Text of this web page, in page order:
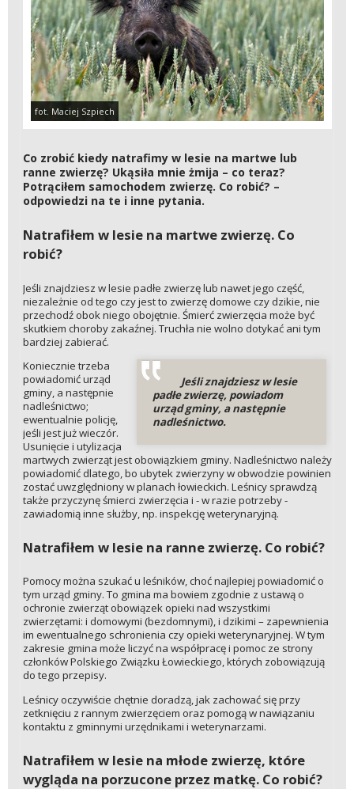
fot. Maciej Szpiech
Co zrobić kiedy natrafimy w lesie na martwe lub
ranne zwierzę? Ukąsiła mnie żmija – co teraz?
Potrąciłem samochodem zwierzę. Co robić? –
odpowiedzi na te i inne pytania.
Natrafiłem w lesie na martwe zwierzę. Co
robić?
Jeśli znajdziesz w lesie padłe zwierzę lub nawet jego część,
niezależnie od tego czy jest to zwierzę domowe czy dzikie, nie
przechodź obok niego obojętnie. Śmierć zwierzęcia może być
skutkiem choroby zakaźnej. Truchła nie wolno dotykać ani tym
bardziej zabierać.
Jeśli znajdziesz w lesie
padłe zwierzę, powiadom
urząd gminy, a następnie
nadleśnictwo.
Koniecznie trzeba
powiadomić urząd
gminy, a następnie
nadleśnictwo;
ewentualnie policję,
jeśli jest już wieczór.
Usunięcie i utylizacja
martwych zwierząt jest obowiązkiem gminy. Nadleśnictwo należy
powiadomić dlatego, bo ubytek zwierzyny w obwodzie powinien
zostać uwzględniony w planach łowieckich. Leśnicy sprawdzą
także przyczynę śmierci zwierzęcia i - w razie potrzeby -
zawiadomią inne służby, np. inspekcję weterynaryjną.
Natrafiłem w lesie na ranne zwierzę. Co robić?
Pomocy można szukać u leśników, choć najlepiej powiadomić o
tym urząd gminy. To gmina ma bowiem zgodnie z ustawą o
ochronie zwierząt obowiązek opieki nad wszystkimi
zwierzętami: i domowymi (bezdomnymi), i dzikimi – zapewnienia
im ewentualnego schronienia czy opieki weterynaryjnej. W tym
zakresie gmina może liczyć na współpracę i pomoc ze strony
członków Polskiego Związku Łowieckiego, których zobowiązują
do tego przepisy.
Leśnicy oczywiście chętnie doradzą, jak zachować się przy
zetknięciu z rannym zwierzęciem oraz pomogą w nawiązaniu
kontaktu z gminnymi urzędnikami i weterynarzami.
Natrafiłem w lesie na młode zwierzę, które
wygląda na porzucone przez matkę. Co robić?